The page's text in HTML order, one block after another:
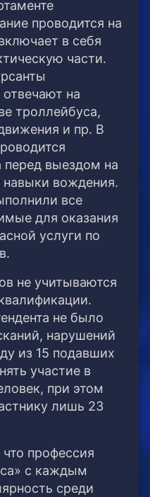
проводится на
в себя
части.
на
троллейбуса,
и пр. В
перед выездом на
вождения.
все
для оказания
услуги по
не учитываются
не было
нарушений
из 15 подавших
участие в
при этом
лишь 23
профессия
с каждым
среди